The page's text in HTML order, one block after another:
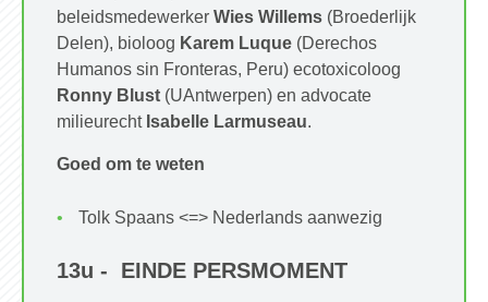
beleidsmedewerker Wies Willems (Broederlijk
Delen), bioloog Karem Luque (Derechos
Humanos sin Fronteras, Peru) ecotoxicoloog
Ronny Blust (UAntwerpen) en advocate
milieurecht Isabelle Larmuseau.
Goed om te weten
Tolk Spaans <=> Nederlands aanwezig
13u - EINDE PERSMOMENT